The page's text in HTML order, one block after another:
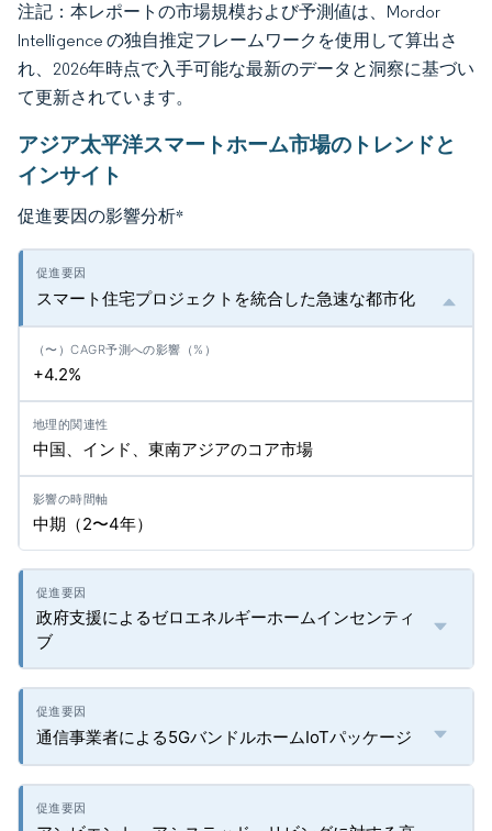
注記：本レポートの市場規模および予測値は、Mordor
Intelligence の独自推定フレームワークを使用して算出さ
れ、2026年時点で入手可能な最新のデータと洞察に基づい
て更新されています。
アジア太平洋スマートホーム市場のトレンドと
インサイト
促進要因の影響分析*
スマート住宅プロジェクトを統合した急速な都市化
+4.2%
中国、インド、東南アジアのコア市場
中期（2〜4年）
政府支援によるゼロエネルギーホームインセンティ
ブ
通信事業者による5GバンドルホームIoTパッケージ